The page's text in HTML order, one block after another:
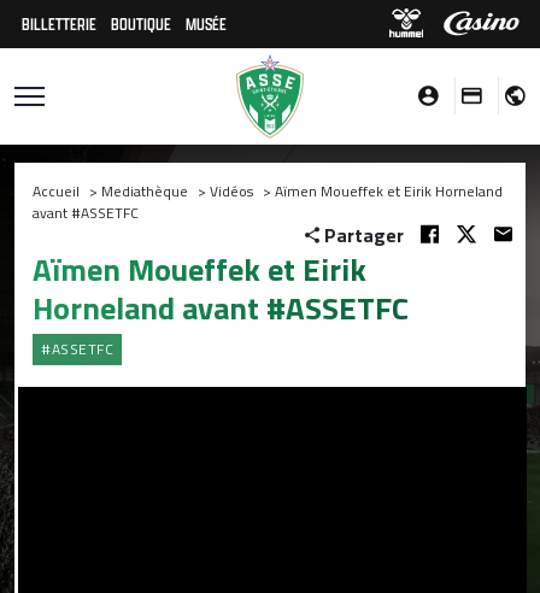
BILLETTERIE BOUTIQUE MUSÉE
Accueil > Mediathèque > Vidéos > Aïmen Moueffek et Eirik Horneland
avant #ASSETFC
Partager
Aïmen Moueffek et Eirik
Horneland avant #ASSETFC
#ASSETFC